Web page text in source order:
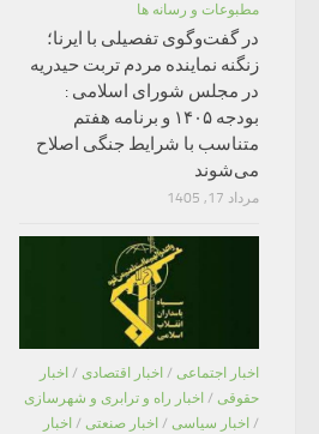
مطبوعات و رسانه ها
در گفت‌وگوی تفصیلی با ایرنا؛
زنگنه نماینده مردم تربت حیدریه
در مجلس شورای اسلامی :
بودجه ۱۴۰۵ و برنامه هفتم
متناسب با شرایط جنگی اصلاح
می‌شوند
مرداد 17, 1405
اخبار اجتماعی / اخبار اقتصادی / اخبار
حقوقی / اخبار راه و ترابری و شهرسازی
/ اخبار سیاسی / اخبار صنعتی / اخبار